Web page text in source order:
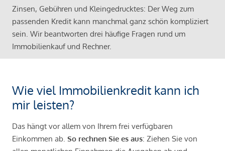
Zinsen, Gebühren und Kleingedrucktes: Der Weg zum
passenden Kredit kann manchmal ganz schön kompliziert
sein. Wir beantworten drei häufige Fragen rund um
Immobilienkauf und Rechner.
Wie viel Immobilienkredit kann ich
mir leisten?
Das hängt vor allem von Ihrem frei verfügbaren
Einkommen ab. So rechnen Sie es aus: Ziehen Sie von